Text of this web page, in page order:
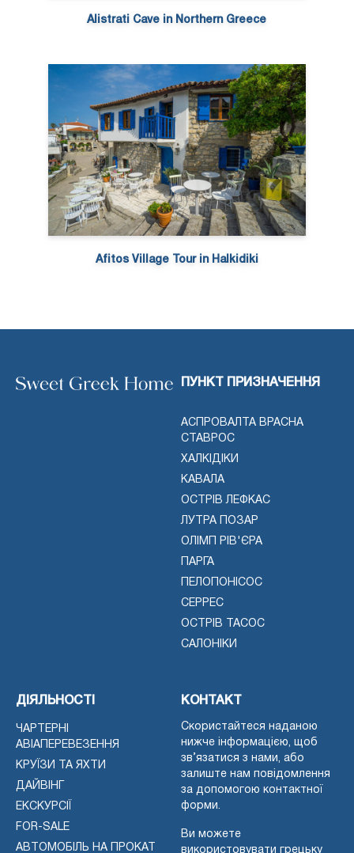
Alistrati Cave in Northern Greece
Afitos Village Tour in Halkidiki
ПУНКТ ПРИЗНАЧЕННЯ
АСПРОВАЛТА ВРАСНА
СТАВРОС
ХАЛКІДІКИ
КАВАЛА
ОСТРІВ ЛЕФКАС
ЛУТРА ПОЗАР
ОЛІМП РІВ'ЄРА
ПАРГА
ПЕЛОПОНІСОС
СЕРРЕС
ОСТРІВ ТАСОС
САЛОНІКИ
ДІЯЛЬНОСТІ
ЧАРТЕРНІ
АВІАПЕРЕВЕЗЕННЯ
КРУЇЗИ ТА ЯХТИ
ДАЙВІНГ
ЕКСКУРСІЇ
FOR-SALE
АВТОМОБІЛЬ НА ПРОКАТ
КОНТАКТ
Скористайтеся наданою
нижче інформацією, щоб
зв’язатися з нами, або
залиште нам повідомлення
за допомогою контактної
форми.
Ви можете
використовувати грецьку